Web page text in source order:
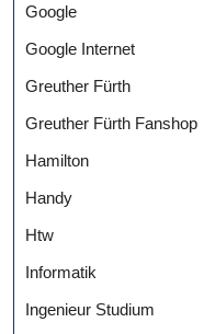
Google
Google Internet
Greuther Fürth
Greuther Fürth Fanshop
Hamilton
Handy
Htw
Informatik
Ingenieur Studium